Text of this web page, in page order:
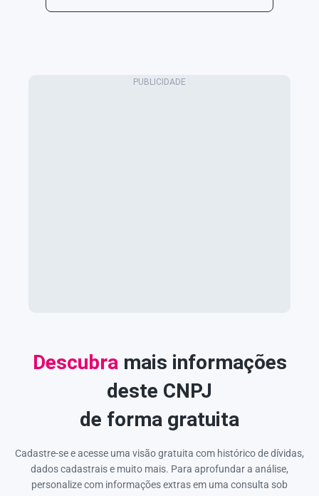
Descubra mais informações
deste CNPJ
de forma gratuita
Cadastre-se e acesse uma visão gratuita com histórico de dívidas,
dados cadastrais e muito mais. Para aprofundar a análise,
personalize com informações extras em uma consulta sob